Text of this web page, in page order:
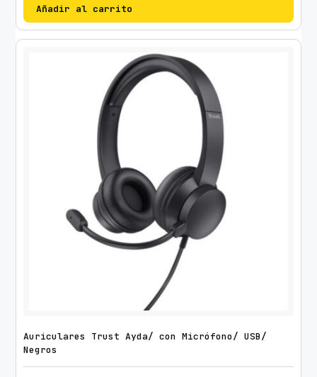
Añadir al carrito
Auriculares Trust Ayda/ con Micrófono/ USB/
Negros